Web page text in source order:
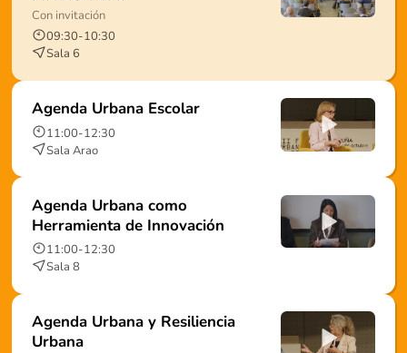
Con invitación
09:30-10:30
Sala 6
Agenda Urbana Escolar
11:00-12:30
Sala Arao
Agenda Urbana como
Herramienta de Innovación
11:00-12:30
Sala 8
Agenda Urbana y Resiliencia
Urbana